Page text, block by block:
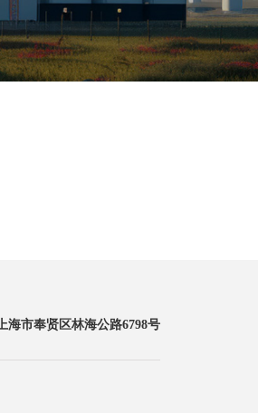
上海市奉贤区林海公路6798号